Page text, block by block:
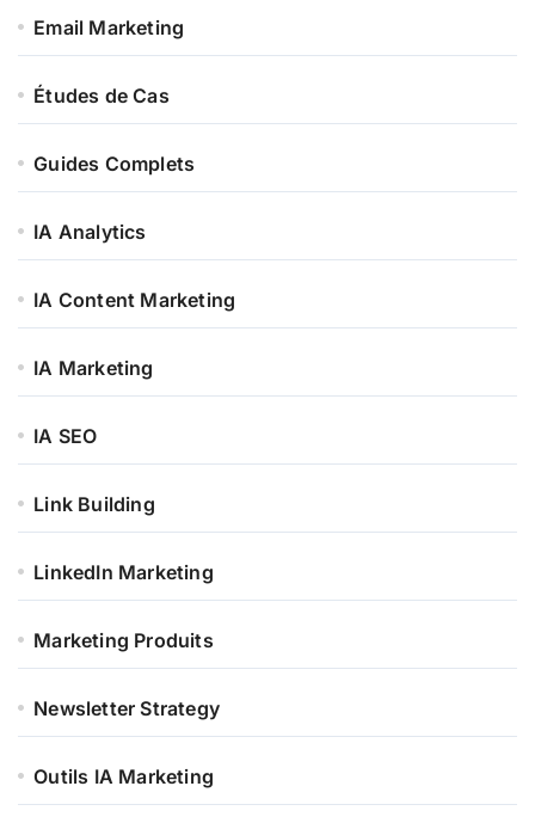
Email Marketing
Études de Cas
Guides Complets
IA Analytics
IA Content Marketing
IA Marketing
IA SEO
Link Building
LinkedIn Marketing
Marketing Produits
Newsletter Strategy
Outils IA Marketing